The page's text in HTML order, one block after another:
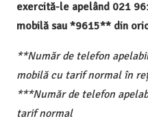
exercită-le apelând 021
mobilă sau *9615** din
**Număr de telefon
mobilă cu tarif normal în
***Număr de telefon
tarif normal